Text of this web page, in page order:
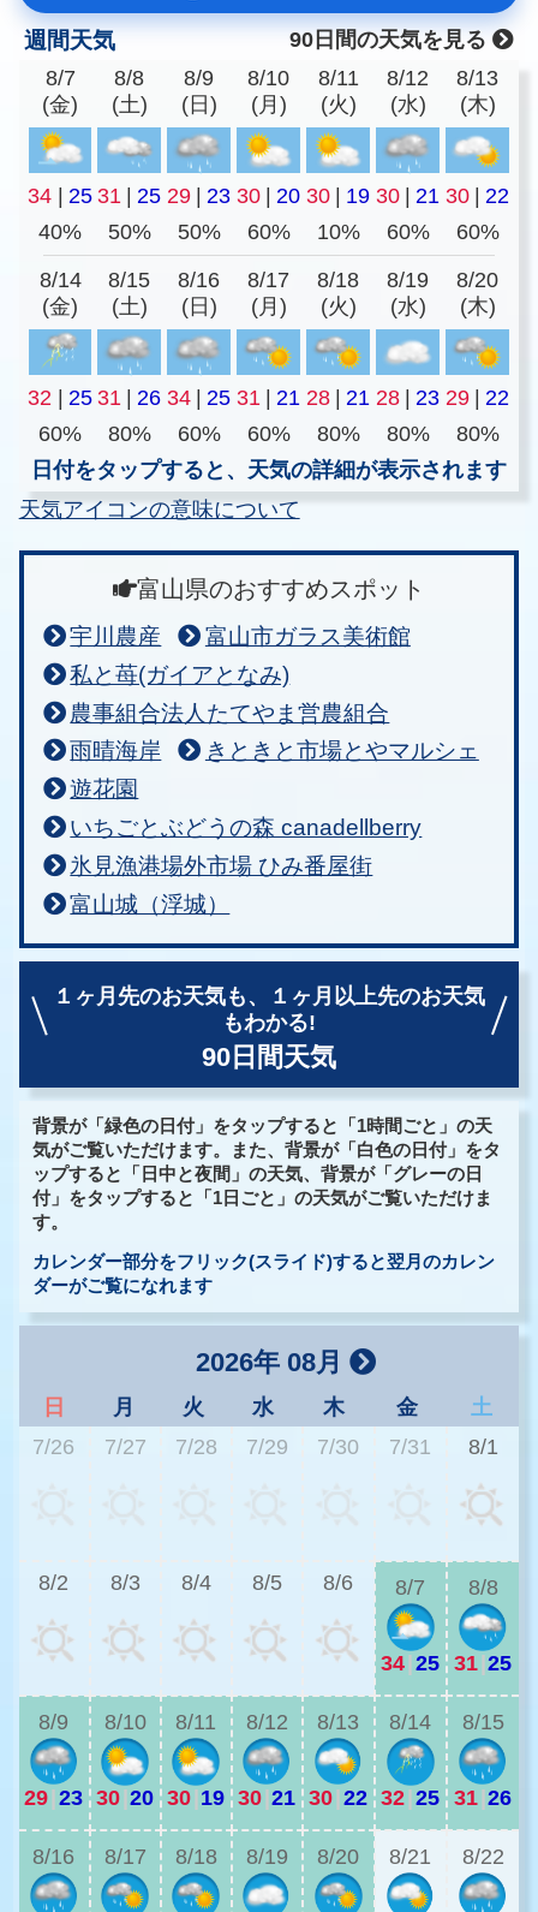
週間天気
90日間の天気を見る
8/7
(金)
8/8
(土)
8/9
(日)
8/10
(月)
8/11
(火)
8/12
(水)
8/13
(木)
34 | 25 31 | 25 29 | 23 30 | 20 30 | 19 30 | 21 30 | 22
40%
50% 50% 60% 10% 60% 60%
8/14
(金)
8/15
(土)
8/16
(日)
8/17
(月)
8/18
(火)
8/19
(水)
8/20
(木)
32 | 25 31 | 26 34 | 25 31 | 21 28 | 21 28 | 23 29 | 22
60%
80% 60% 60% 80% 80%
80%
日付をタップすると、天気の詳細が表示されます
天気アイコンの意味について
富山県のおすすめスポット
宇川農産
富山市ガラス美術館
私と苺(ガイアとなみ)
農事組合法人たてやま営農組合
雨晴海岸
きときと市場とやマルシェ
遊花園
いちごとぶどうの森 canadellberry
氷見漁港場外市場 ひみ番屋街
富山城（浮城）
１ヶ月先のお天気も、
１ヶ月以上先のお天気
もわかる!
90日間天気
背景が「緑色の日付」をタップすると「1時間ごと」の天
気がご覧いただけます。また、背景が「白色の日付」をタ
ップすると「日中と夜間」の天気、背景が「グレーの日
付」をタップすると「1日ごと」の天気がご覧いただけま
す。
カレンダー部分をフリック(スライド)すると翌月のカレン
ダーがご覧になれます
2026年 08月
日 月 火 水 木 金
土
7/26
7/27 7/28 7/29 7/30 7/31 8/1
8/2 8/3 8/4 8/5 8/6 8/7
34|25
8/8
31|25
8/9
29|23
8/10
30|20
8/11
30|19
8/12
30|21
8/13
30|22
8/14
32|25
8/15
31|26
8/16 8/17 8/18 8/19 8/20 8/21 8/22